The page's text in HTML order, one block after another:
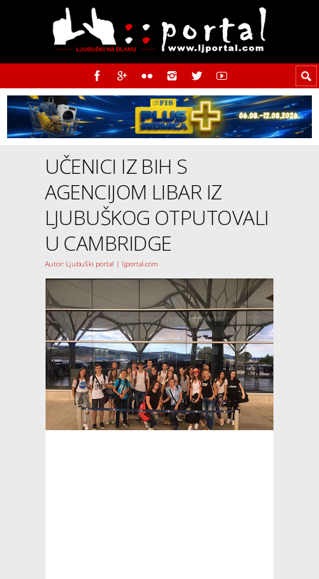
UČENICI IZ BIH S
AGENCIJOM LIBAR IZ
LJUBUŠKOG OTPUTOVALI
U CAMBRIDGE
Autor: Ljubuški portal | ljportal.com